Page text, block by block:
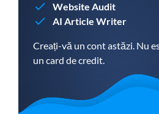
Website Audit
AI Article Writer
Creați-vă un cont astăzi. Nu
un card de credit.